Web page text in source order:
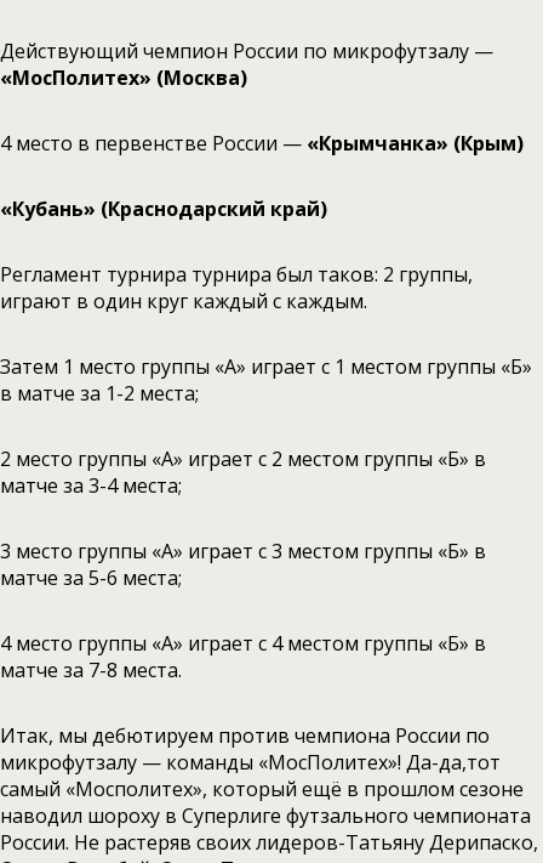
Действующий чемпион России по микрофутзалу —
«МосПолитех» (Москва)
4 место в первенстве России — «Крымчанка» (Крым)
«Кубань» (Краснодарский край)
Регламент турнира турнира был таков: 2 группы,
играют в один круг каждый с каждым.
Затем 1 место группы «А» играет с 1 местом группы «Б»
в матче за 1-2 места;
2 место группы «А» играет с 2 местом группы «Б» в
матче за 3-4 места;
3 место группы «А» играет с 3 местом группы «Б» в
матче за 5-6 места;
4 место группы «А» играет с 4 местом группы «Б» в
матче за 7-8 места.
Итак, мы дебютируем против чемпиона России по
микрофутзалу — команды «МосПолитех»! Да-да,тот
самый «Мосполитех», который ещё в прошлом сезоне
наводил шороху в Суперлиге футзального чемпионата
России. Не растеряв своих лидеров-Татьяну Дерипаско,